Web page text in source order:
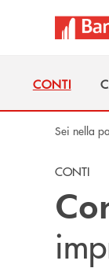
CONTI
Sei nella
CONTI